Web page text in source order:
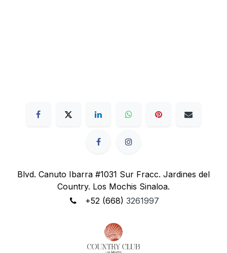
Blvd. Canuto Ibarra #1031 Sur Fracc. Jardines del
Country. Los Mochis Sinaloa.
+52 (668) 3261997